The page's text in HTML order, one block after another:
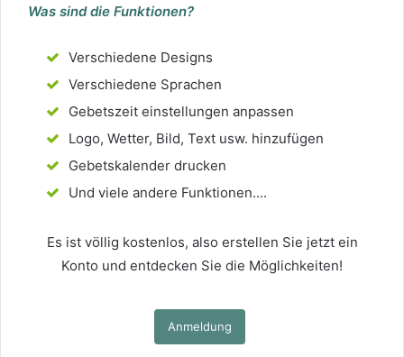
Was sind die Funktionen?
Verschiedene Designs
Verschiedene Sprachen
Gebetszeit einstellungen anpassen
Logo, Wetter, Bild, Text usw. hinzufügen
Gebetskalender drucken
Und viele andere Funktionen....
Es ist völlig kostenlos, also erstellen Sie jetzt ein
Konto und entdecken Sie die Möglichkeiten!
Anmeldung